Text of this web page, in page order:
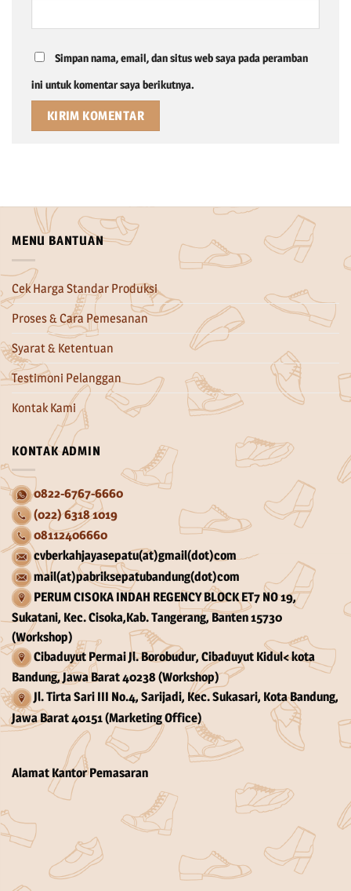
Simpan nama, email, dan situs web saya pada peramban
ini untuk komentar saya berikutnya.
MENU BANTUAN
Cek Harga Standar Produksi
Proses & Cara Pemesanan
Syarat & Ketentuan
Testimoni Pelanggan
Kontak Kami
KONTAK ADMIN
0822-6767-6660
(022) 6318 1019
08112406660
cvberkahjayasepatu(at)gmail(dot)com
mail(at)pabriksepatubandung(dot)com
PERUM CISOKA INDAH REGENCY BLOCK ET7 NO 19,
Sukatani, Kec. Cisoka,Kab. Tangerang, Banten 15730
(Workshop)
Cibaduyut Permai Jl. Borobudur, Cibaduyut Kidul< kota
Bandung, Jawa Barat 40238 (Workshop)
Jl. Tirta Sari III No.4, Sarijadi, Kec. Sukasari, Kota Bandung,
Jawa Barat 40151 (Marketing Office)
Alamat Kantor Pemasaran